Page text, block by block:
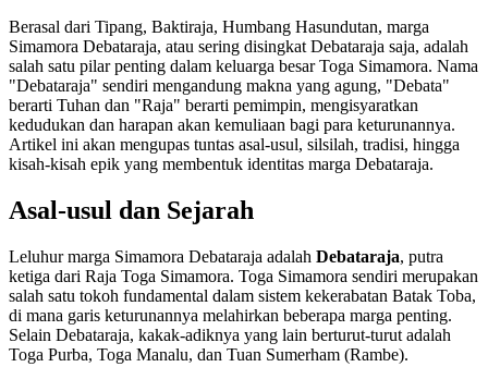
Berasal dari Tipang, Baktiraja, Humbang Hasundutan, marga
Simamora Debataraja, atau sering disingkat Debataraja saja, adalah
salah satu pilar penting dalam keluarga besar Toga Simamora. Nama
"Debataraja" sendiri mengandung makna yang agung, "Debata"
berarti Tuhan dan "Raja" berarti pemimpin, mengisyaratkan
kedudukan dan harapan akan kemuliaan bagi para keturunannya.
Artikel ini akan mengupas tuntas asal-usul, silsilah, tradisi, hingga
kisah-kisah epik yang membentuk identitas marga Debataraja.
Asal-usul dan Sejarah
Leluhur marga Simamora Debataraja adalah Debataraja, putra
ketiga dari Raja Toga Simamora. Toga Simamora sendiri merupakan
salah satu tokoh fundamental dalam sistem kekerabatan Batak Toba,
di mana garis keturunannya melahirkan beberapa marga penting.
Selain Debataraja, kakak-adiknya yang lain berturut-turut adalah
Toga Purba, Toga Manalu, dan Tuan Sumerham (Rambe).